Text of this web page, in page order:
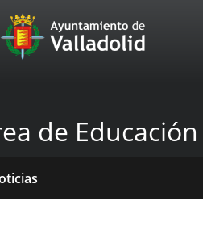
Portal
Web
Ayuntamiento
de
Valladolid
de